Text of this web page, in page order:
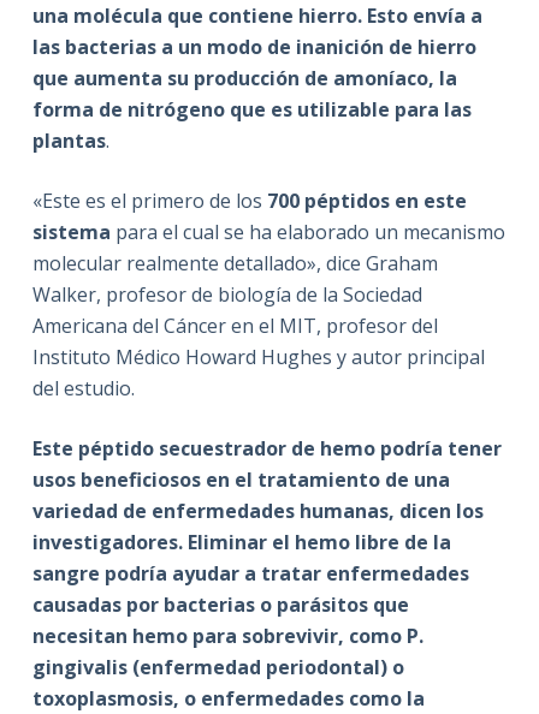
una molécula que contiene hierro. Esto envía a
las bacterias a un modo de inanición de hierro
que aumenta su producción de amoníaco, la
forma de nitrógeno que es utilizable para las
plantas.
«Este es el primero de los 700 péptidos en este
sistema para el cual se ha elaborado un mecanismo
molecular realmente detallado», dice Graham
Walker, profesor de biología de la Sociedad
Americana del Cáncer en el MIT, profesor del
Instituto Médico Howard Hughes y autor principal
del estudio.
Este péptido secuestrador de hemo podría tener
usos beneficiosos en el tratamiento de una
variedad de enfermedades humanas, dicen los
investigadores. Eliminar el hemo libre de la
sangre podría ayudar a tratar enfermedades
causadas por bacterias o parásitos que
necesitan hemo para sobrevivir, como P.
gingivalis (enfermedad periodontal) o
toxoplasmosis, o enfermedades como la